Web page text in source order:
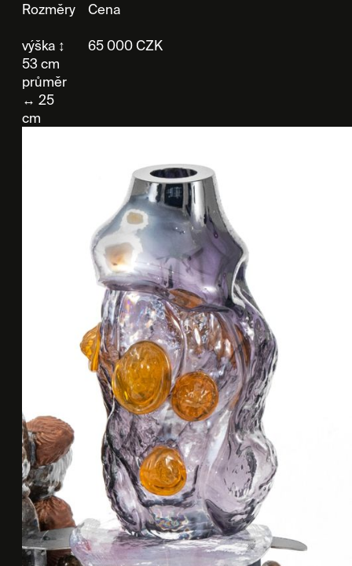
Rozměry
výška ↕
53 cm
průměr
↔ 25
cm
Cena
65 000 CZK